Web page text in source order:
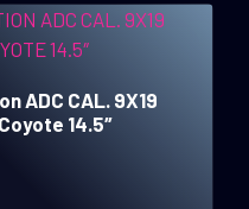
ADC CAL. 9X19
14.5″